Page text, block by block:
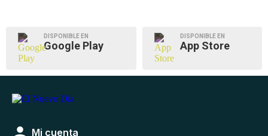
DISPONIBLE EN
Google Play
DISPONIBLE EN
App Store
Mi cuenta